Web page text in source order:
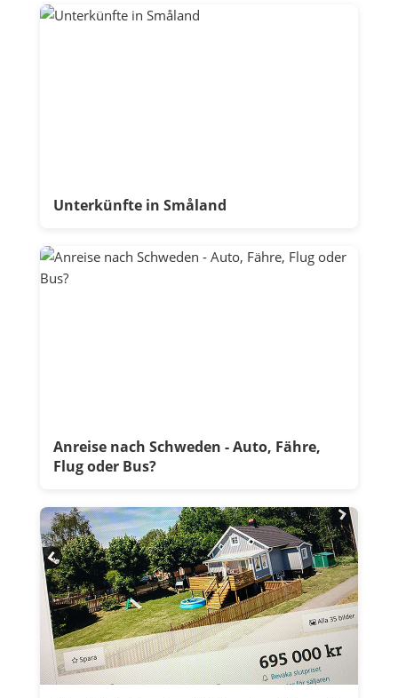
Unterkünfte in Småland
Anreise nach Schweden - Auto, Fähre,
Flug oder Bus?